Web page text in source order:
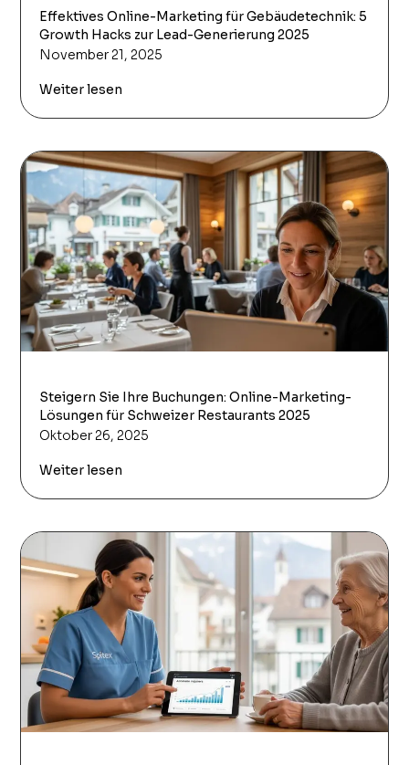
Effektives Online-Marketing für Gebäudetechnik: 5
Growth Hacks zur Lead-Generierung 2025
November 21, 2025
Weiter lesen
Steigern Sie Ihre Buchungen: Online-Marketing-
Lösungen für Schweizer Restaurants 2025
Oktober 26, 2025
Weiter lesen